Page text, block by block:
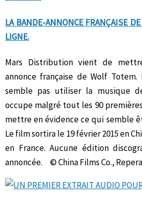
LA BANDE-ANNONCE FRANÇAISE
LIGNE.
Mars Distribution vient de
annonce française de Wolf
semble pas utiliser la musique
occupe malgré tout les 90
mettre en évidence ce qui semble
Le film sortira le 19 février 2015 en
en France. Aucune édition
annoncée. © China Films Co.,